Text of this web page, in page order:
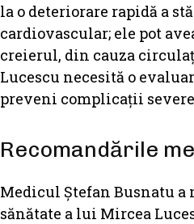
la o deteriorare rapidă a
cardiovascular; ele pot
creierul, din cauza
Lucescu necesită o
preveni complicații
Recomandările
Medicul Ștefan Busnatu
sănătate a lui Mircea